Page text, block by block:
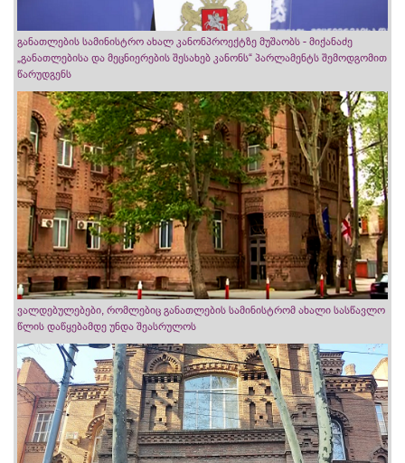
განათლების სამინისტრო ახალ კანონპროექტზე მუშაობს - მიქანაძე
„განათლებისა და მეცნიერების შესახებ კანონს“ პარლამენტს შემოდგომით
წარუდგენს
ვალდებულებები, რომლებიც განათლების სამინისტრომ ახალი სასწავლო
წლის დაწყებამდე უნდა შეასრულოს